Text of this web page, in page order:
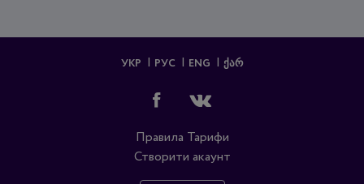
УКР РУС ENG ᲥᲐᲠ
Правила Тарифи
Створити акаунт